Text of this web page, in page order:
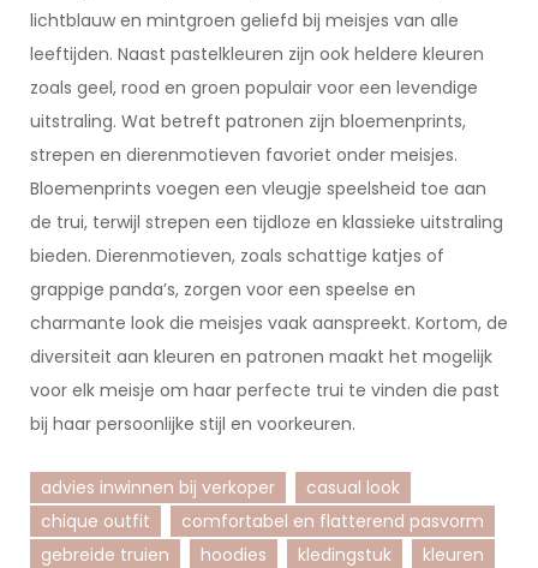
lichtblauw en mintgroen geliefd bij meisjes van alle
leeftijden. Naast pastelkleuren zijn ook heldere kleuren
zoals geel, rood en groen populair voor een levendige
uitstraling. Wat betreft patronen zijn bloemenprints,
strepen en dierenmotieven favoriet onder meisjes.
Bloemenprints voegen een vleugje speelsheid toe aan
de trui, terwijl strepen een tijdloze en klassieke uitstraling
bieden. Dierenmotieven, zoals schattige katjes of
grappige panda’s, zorgen voor een speelse en
charmante look die meisjes vaak aanspreekt. Kortom, de
diversiteit aan kleuren en patronen maakt het mogelijk
voor elk meisje om haar perfecte trui te vinden die past
bij haar persoonlijke stijl en voorkeuren.
advies inwinnen bij verkoper
casual look
chique outfit
comfortabel en flatterend pasvorm
gebreide truien
hoodies kledingstuk
kleuren